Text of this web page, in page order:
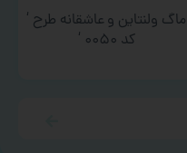
ماگ ولنتاین و عاشقانه طرح ‘
کد ۰۰۵۰ ‘